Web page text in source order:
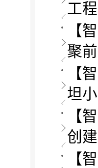
工
【
聚
【
坦
【
创
【